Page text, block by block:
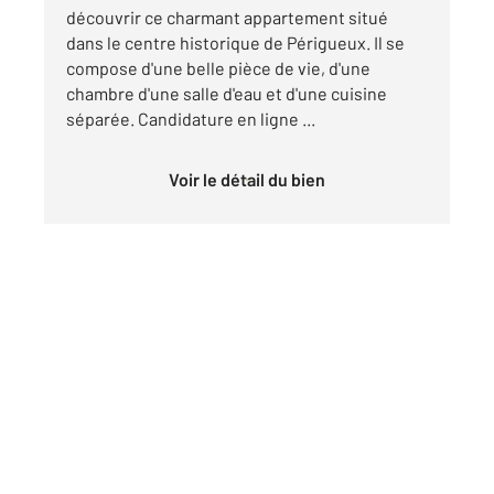
découvrir ce charmant appartement situé
dans le centre historique de Périgueux. Il se
compose d'une belle pièce de vie, d'une
chambre d'une salle d'eau et d'une cuisine
séparée. Candidature en ligne ...
Voir le détail du bien